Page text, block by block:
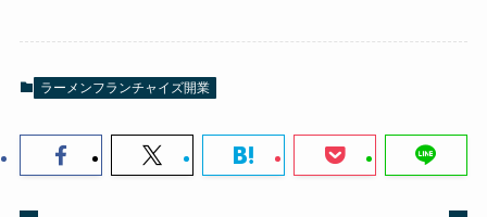
ラーメンフランチャイズ開業